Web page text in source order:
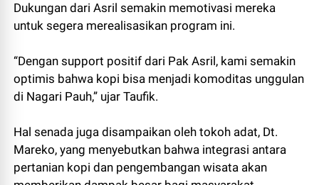
Dukungan dari Asril semakin memotivasi mereka
untuk segera merealisasikan program ini.
“Dengan support positif dari Pak Asril, kami semakin
optimis bahwa kopi bisa menjadi komoditas unggulan
di Nagari Pauh,” ujar Taufik.
Hal senada juga disampaikan oleh tokoh adat, Dt.
Mareko, yang menyebutkan bahwa integrasi antara
pertanian kopi dan pengembangan wisata akan